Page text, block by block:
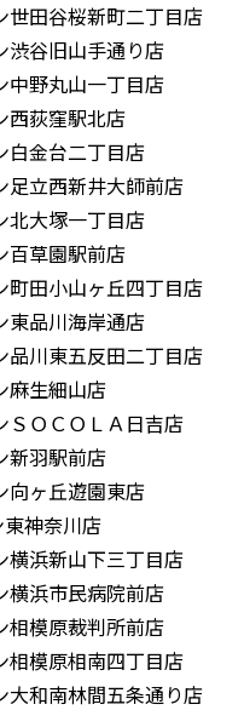
世田谷桜新町二丁目店
渋谷旧山手通り店
中野丸山一丁目店
西荻窪駅北店
白金台二丁目店
足立西新井大師前店
北大塚一丁目店
百草園駅前店
町田小山ヶ丘四丁目店
東品川海岸通店
品川東五反田二丁目店
麻生細山店
ＳＯＣＯＬＡ日吉店
新羽駅前店
向ヶ丘遊園東店
神奈川店
横浜新山下三丁目店
横浜市民病院前店
相模原裁判所前店
相模原相南四丁目店
大和南林間五条通り店